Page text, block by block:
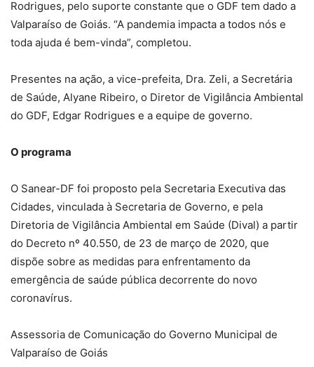
Rodrigues, pelo suporte constante que o GDF tem dado a
Valparaíso de Goiás. “A pandemia impacta a todos nós e
toda ajuda é bem-vinda”, completou.
Presentes na ação, a vice-prefeita, Dra. Zeli, a Secretária
de Saúde, Alyane Ribeiro, o Diretor de Vigilância Ambiental
do GDF, Edgar Rodrigues e a equipe de governo.
O programa
O Sanear-DF foi proposto pela Secretaria Executiva das
Cidades, vinculada à Secretaria de Governo, e pela
Diretoria de Vigilância Ambiental em Saúde (Dival) a partir
do Decreto nº 40.550, de 23 de março de 2020, que
dispõe sobre as medidas para enfrentamento da
emergência de saúde pública decorrente do novo
coronavírus.
Assessoria de Comunicação do Governo Municipal de
Valparaíso de Goiás